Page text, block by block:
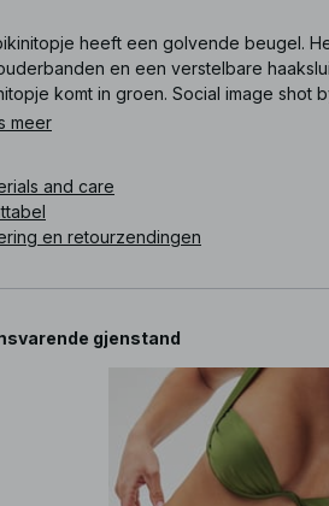
heeft een golvende beugel.
en een verstelbare
komt in groen. Social image shot
meer
and care
en retourzendingen
gjenstand